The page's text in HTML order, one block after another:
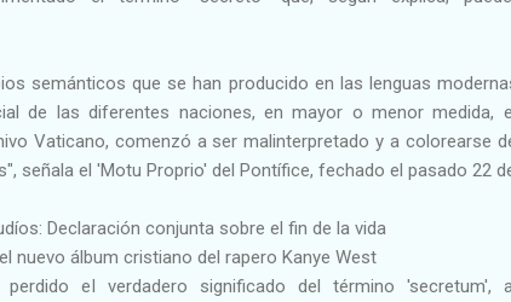
semánticos que se han producido en las lenguas
de las diferentes naciones, en mayor o menor medida,
Vaticano, comenzó a ser malinterpretado y a colorearse
señala el 'Motu Proprio' del Pontífice, fechado el pasado 22
Declaración conjunta sobre el fin de la vida
nuevo álbum cristiano del rapero Kanye West
el verdadero significado del término 'secretum',